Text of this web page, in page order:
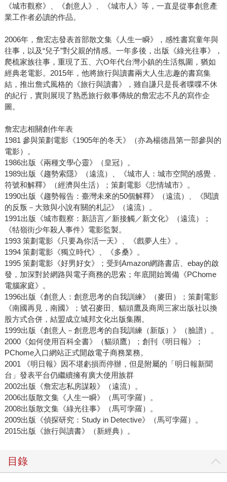
《城市觀察》、《創意人》、《城市人》等，一直是從事創意產
業工作者必讀的作品。
2006年，詹宏志發表首部散文集《人生一瞬》，感性書寫童年與
往事，以及“兒子”對父親的情感。一年多後，出版《綠光往事》，
爬梳家族往事，重現了五、六O年代台灣小鎮的生活氛圍，猶如
經典老電影。2015年，他將旅行與讀書兩大人生志趣的書寫集
結，推出詹式風格的《旅行與讀書》，雖自謙只是長者喋喋不休
的紀行，實則展現了熟悉旅行敘事傳統的詹宏志不凡的寫作企
圖。
詹宏志相關創作年表
1981 參與策劃電影《1905年的冬天》（亦為楊德昌第一部參與的
電影）。
1986出版《兩種文學心靈》（皇冠）。
1989出版《趨勢索隱》（遠流）、《城市人：城市空間的感覺．
符號和解釋》（經濟與生活）；策劃電影《悲情城市》。
1990出版《趨勢報告：臺灣未來的50個解釋》（遠流）、《閱讀
的反叛－大致與小說有關的札記》（遠流）。
1991出版《城市觀察：新語言／新接觸／新文化》（遠流）；
《牯嶺街少年殺人事件》電影監製。
1993 策劃電影《只要為你活一天》、《戲夢人生》。
1994 策劃電影《獨立時代》、《多桑》。
1995 策劃電影《好男好女》；受到Amazon網路書店、ebay的啟
發，加深對於網路與電子商務的思索；年底開始籌備《PChome
電腦家庭》。
1996出版《創意人：創意思考的自我訓練》（麥田）；策劃電影
《南國再見，南國》；號召麥田、貓頭鷹及商周三家出版社以換
股方式合併，結盟成立城邦文化出版集團。
1999出版《創意人－創意思考的自我訓練（新版）》（臉譜）。
2000《如何使用百科全書》（貓頭鷹）；創刊《明日報》；
PChome入口網站正式開啟電子商務業務。
2001 《明日報》因不堪虧損而停辦，但是附屬的「明日報新聞
台」發表平台仍繼續擁有廣大使用族群
2002出版《詹宏志私房謀殺》（遠流）。
2006出版散文集《人生一瞬》（馬可孛羅）。
2008出版散文集《綠光往事》（馬可孛羅）。
2009出版《偵探研究：Study in Detective》（馬可孛羅）。
2015出版《旅行與讀書》（新經典）。
目錄